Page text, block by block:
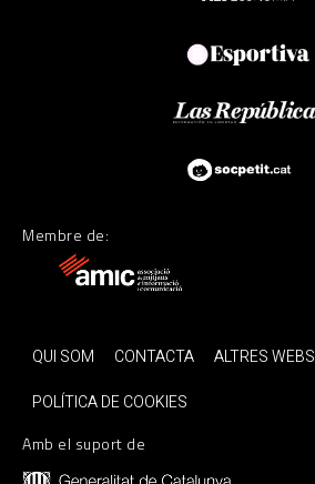
Membre de:
QUI SOM CONTACTA ALTRES WEBS
POLÍTICA DE COOKIES
Amb el suport de